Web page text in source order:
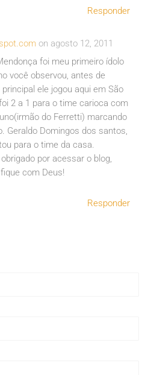
Responder
on agosto 12, 2011
foi meu primeiro ídolo
você observou, antes de
ele jogou aqui em São
2 a 1 para o time carioca com
do Ferretti) marcando
Geraldo Domingos dos santos,
para o time da casa.
por acessar o blog,
com Deus!
Responder